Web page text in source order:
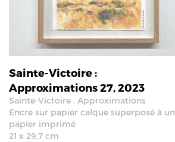
Sainte-Victoire :
Approximations 27, 2023
Sainte-Victoire : Approximations
Encre sur papier calque superposé à un
papier imprimé
21 x 29,7 cm